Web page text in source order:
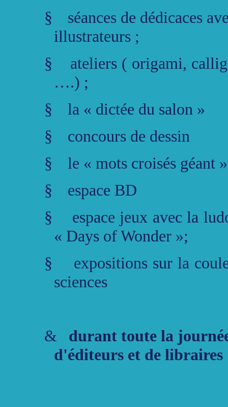
§
séances de dédicaces
illustrateurs ;
§
ateliers ( origami,
….) ;
§
la « dictée du salon »
§
concours de dessin
§
le « mots croisés géant »
§
espace BD
§
espace jeux avec la
« Days of Wonder »;
§
expositions sur la
sciences
&
durant toute la
d'éditeurs et de libraires